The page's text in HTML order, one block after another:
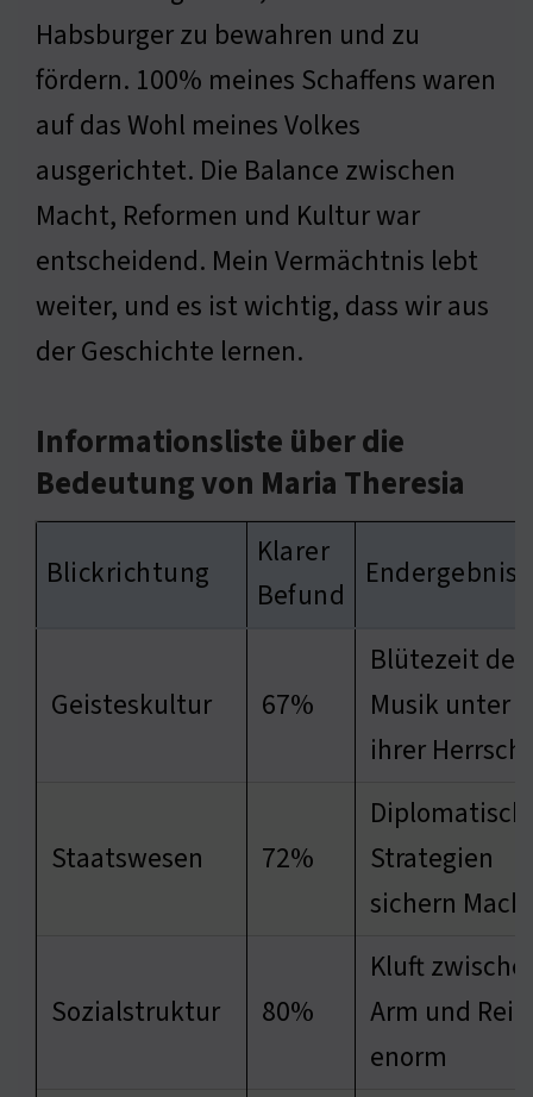
Habsburger zu bewahren und zu
fördern. 100% meines Schaffens waren
auf das Wohl meines Volkes
ausgerichtet. Die Balance zwischen
Macht, Reformen und Kultur war
entscheidend. Mein Vermächtnis lebt
weiter, und es ist wichtig, dass wir aus
der Geschichte lernen.
Informationsliste über die
Bedeutung von Maria Theresia
Blickrichtung
Klarer
Befund
Endergebnis
Geisteskultur 67%
Blütezeit der
Musik unter
ihrer
Staatswesen 72%
Strategien
sichern
Sozialstruktur 80%
Kluft
Arm und
enorm